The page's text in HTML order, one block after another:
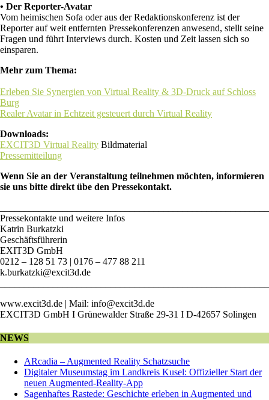
• Der Reporter-Avatar
Vom heimischen Sofa oder aus der Redaktionskonferenz ist der
Reporter auf weit entfernten Pressekonferenzen anwesend, stellt seine
Fragen und führt Interviews durch. Kosten und Zeit lassen sich so
einsparen.
Mehr zum Thema:
Erleben Sie Synergien von Virtual Reality & 3D-Druck auf Schloss
Burg
Realer Avatar in Echtzeit gesteuert durch Virtual Reality
Downloads:
EXCIT3D Virtual Reality Bildmaterial
Pressemitteilung
Wenn Sie an der Veranstaltung teilnehmen möchten, informieren
sie uns bitte direkt übe den Pressekontakt.
Pressekontakte und weitere Infos
Katrin Burkatzki
Geschäftsführerin
EXIT3D GmbH
0212 – 128 51 73 | 0176 – 477 88 211
k.burkatzki@excit3d.de
www.excit3d.de | Mail: info@excit3d.de
EXCIT3D GmbH I Grünewalder Straße 29-31 I D-42657 Solingen
NEWS
ARcadia – Augmented Reality Schatzsuche
Digitaler Museumstag im Landkreis Kusel: Offizieller Start der
neuen Augmented-Reality-App
Sagenhaftes Rastede: Geschichte erleben in Augmented und